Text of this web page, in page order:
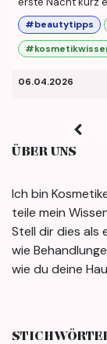
#beautytipps
06.04.2026
ÜBER UNS
Ich bin
teile mein
Stell dir dies als
wie
wie du deine